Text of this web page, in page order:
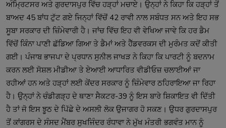
ਅੰਮ੍ਰਿਟਸਰ ਅਤੇ ਗੁਰਦਾਸਪੁਰ ਵਿੱਚ ਹੜ੍ਹਾਂ ਮਚਾਏ। ਉਨ੍ਹਾਂ ਨੇ ਕਿਹਾ ਕਿ ਹੜ੍ਹਾਂ ਤੋਂ
ਬਾਅਦ 45 ਬਾਂਧ ਟੁੱਟ ਗਏ ਜਿਨ੍ਹਾਂ ਵਿੱਚੋਂ 42 ਰਾਵੀ ਨਾਲ ਸਬੰਧਤ ਸਨ ਅਤੇ ਇਹ ਸਭ
ਸੂਬਾ ਸਰਕਾਰ ਦੀ ਜ਼ਿੰਮੇਵਾਰੀ ਹੈ। ਜਾਂਚ ਵਿੱਚ ਇਹ ਵੀ ਵੇਖਿਆ ਜਾਵੇ ਕਿ ਹਰ ਡੈਮ
ਵਿੱਚੋਂ ਕਿੰਨਾ ਪਾਣੀ ਛੱਡਿਆ ਗਿਆ ਤੇ ਡੈਮਾਂ ਅਤੇ ਹੈੱਡਵਰਕਸ ਦੀ ਮੁਰੰਮਤ ਕਦੋਂ ਕੀਤੀ
ਗਈ। ਪੰਜਾਬ ਭਾਜਪਾ ਦੇ ਪ੍ਰਧਾਨ ਸੁਨੀਲ ਜਾਖੜ ਨੇ ਕਿਹਾ ਕਿ ਪਾਰਟੀ ਨੂੰ ਬਦਨਾਮ
ਕਰਨ ਲਈ ਸੋਸ਼ਲ ਮੀਡੀਆ ਤੇ ਏਆਈ ਆਧਾਰਿਤ ਵੀਡੀਓਜ਼ ਚਲਾਈਆਂ ਜਾ
ਰਹੀਆਂ ਹਨ ਅਤੇ ਹੜ੍ਹਾਂ ਲਈ ਕੇਂਦਰ ਸਰਕਾਰ ਨੂੰ ਜ਼ਿੰਮੇਵਾਰ ਠਹਿਰਾਇਆ ਜਾ ਰਿਹਾ
ਹੈ। ਉਨ੍ਹਾਂ ਨੇ ਚੰਡੀਗੜ੍ਹ ਦੇ ਥਾਣਾ ਸੈਕਟਰ-39 ਨੂੰ ਇਸ ਬਾਰੇ ਸ਼ਿਕਾਇਤ ਵੀ ਦਿੱਤੀ
ਹੈ ਤਾਂ ਜੋ ਇਸ ਝੂਠ ਦੇ ਪਿੱਛੇ ਦੇ ਅਸਲੀ ਲੋਕ ਉਜਾਗਰ ਹੋ ਸਕਣ। ਉਧਰ ਗੁਰਦਾਸਪੁਰ
ਤੋਂ ਕਾਂਗਰਸ ਦੇ ਸੰਸਦ ਮੈਂਬਰ ਸੁਖਜਿੰਦਰ ਰੰਧਾਵਾ ਨੇ ਮੁੱਖ ਮੰਤਰੀ ਭਗਵੰਤ ਮਾਨ ਨੂੰ